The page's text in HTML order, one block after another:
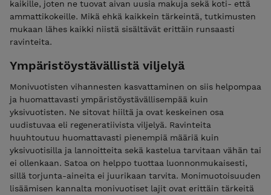
kaikille, joten ne tuovat aivan uusia makuja sekä koti- että
ammattikokeille. Mikä ehkä kaikkein tärkeintä, tutkimusten
mukaan lähes kaikki niistä sisältävät erittäin runsaasti
ravinteita.
Ympäristöystävällistä viljelyä
Monivuotisten vihannesten kasvattaminen on siis helpompaa
ja huomattavasti ympäristöystävällisempää kuin
yksivuotisten. Ne sitovat hiiltä ja ovat keskeinen osa
uudistuvaa eli regeneratiivista viljelyä. Ravinteita
huuhtoutuu huomattavasti pienempiä määriä kuin
yksivuotisilla ja lannoitteita sekä kastelua tarvitaan vähän tai
ei ollenkaan. Satoa on helppo tuottaa luonnonmukaisesti,
sillä torjunta-aineita ei juurikaan tarvita. Monimuotoisuuden
lisäämisen kannalta monivuotiset lajit ovat erittäin tärkeitä